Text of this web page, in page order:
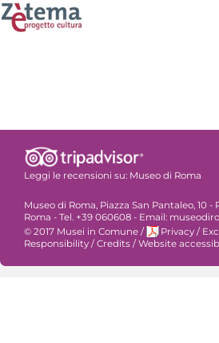
Leggi le recensioni su: Museo di Roma
Museo di Roma, Piazza San Pantaleo, 10 -
Roma - Tel. +39 060608 - Email:
© 2017 Musei in Comune / Privacy /
Responsibility /Credits /Website